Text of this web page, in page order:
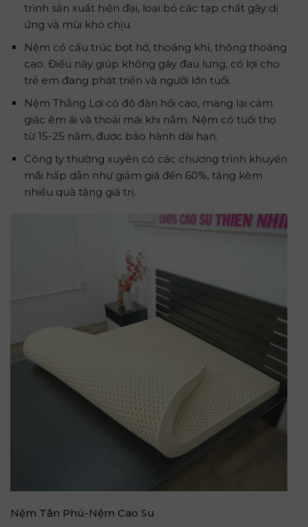
trình sản xuất hiện đại, loại bỏ các tạp chất gây dị
ứng và mùi khó chịu.
Nệm có cấu trúc bọt hở, thoáng khí, thông thoáng
cao. Điều này giúp không gây đau lưng, có lợi cho
trẻ em đang phát triển và người lớn tuổi.
Nệm Thắng Lợi có độ đàn hồi cao, mang lại cảm
giác êm ái và thoải mái khi nằm. Nệm có tuổi thọ
từ 15-25 năm, được bảo hành dài hạn.
Công ty thường xuyên có các chương trình khuyến
mãi hấp dẫn như giảm giá đến 60%, tặng kèm
nhiều quà tặng giá trị.
Nệm Tân Phú-Nệm Cao Su